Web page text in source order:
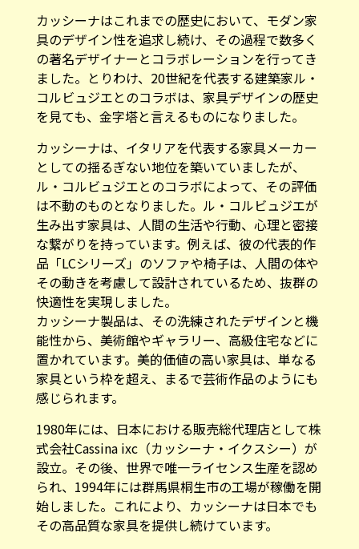
カッシーナはこれまでの歴史において、モダン家
具のデザイン性を追求し続け、その過程で数多く
の著名デザイナーとコラボレーションを行ってき
ました。とりわけ、20世紀を代表する建築家ル・
コルビュジエとのコラボは、家具デザインの歴史
を見ても、金字塔と言えるものになりました。
カッシーナは、イタリアを代表する家具メーカー
としての揺るぎない地位を築いていましたが、
ル・コルビュジエとのコラボによって、その評価
は不動のものとなりました。ル・コルビュジエが
生み出す家具は、人間の生活や行動、心理と密接
な繋がりを持っています。例えば、彼の代表的作
品「LCシリーズ」のソファや椅子は、人間の体や
その動きを考慮して設計されているため、抜群の
快適性を実現しました。
カッシーナ製品は、その洗練されたデザインと機
能性から、美術館やギャラリー、高級住宅などに
置かれています。美的価値の高い家具は、単なる
家具という枠を超え、まるで芸術作品のようにも
感じられます。
1980年には、日本における販売総代理店として株
式会社Cassina ixc（カッシーナ・イクスシー）が
設立。その後、世界で唯一ライセンス生産を認め
られ、1994年には群馬県桐生市の工場が稼働を開
始しました。これにより、カッシーナは日本でも
その高品質な家具を提供し続けています。